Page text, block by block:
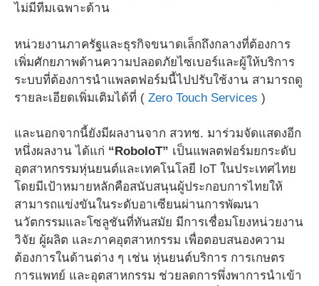
ไม่มีทีมเฉพาะด้าน
หน่วยงานภาครัฐและธุรกิจขนาดเล็กถึงกลางที่ต้องการ
เพิ่มศักยภาพด้านความปลอดภัยไซเบอร์และผู้ให้บริการ
ระบบที่ต้องการนำแพลตฟอร์มนี้ไปปรับใช้งาน สามารถดู
รายละเอียดเพิ่มเติมได้ที่ ( Zero Touch Services )
และนอกจากนี้ยังมีผลงานจาก สวทช. มาร่วมจัดแสดงอีก
หนึ่งผลงาน ได้แก่ “RoboIoT” เป็นแพลตฟอร์มยกระดับ
อุตสาหกรรมหุ่นยนต์และเทคโนโลยี IoT ในประเทศไทย
โดยมีเป้าหมายหลักคือสนับสนุนผู้ประกอบการไทยให้
สามารถแข่งขันในระดับอาเซียนผ่านการพัฒนา
นวัตกรรมและโซลูชันที่ทันสมัย มีการเชื่อมโยงหน่วยงาน
วิจัย ผู้ผลิต และภาคอุตสาหกรรม เพื่อตอบสนองความ
ต้องการในด้านต่าง ๆ เช่น หุ่นยนต์บริการ การเกษตร
การแพทย์ และอุตสาหกรรม ช่วยลดการพึ่งพาการนำเข้า